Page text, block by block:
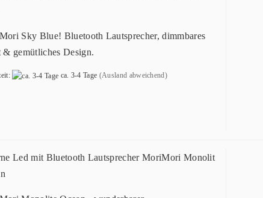
Sky Blue! Bluetooth Lautsprecher, dimmbares
& gemütliches Design.
ca. 3-4 Tage (Ausland abweichend)
Led mit Bluetooth Lautsprecher MoriMori Monolit